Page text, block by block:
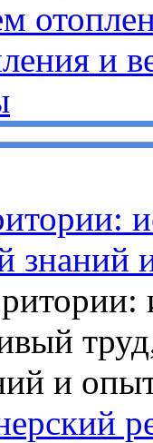
и
знаний